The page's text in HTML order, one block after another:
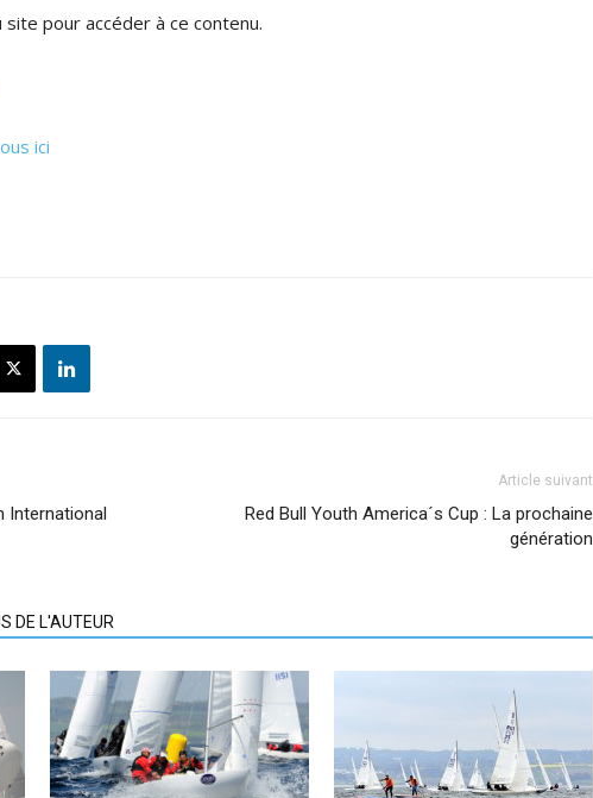
pour accéder à ce contenu.
ici
International
Article suivant
Red Bull Youth America´s Cup : La prochaine
génération
DE L'AUTEUR